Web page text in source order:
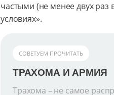
частыми (не менее двух
условиях».
СОВЕТУЕМ ПРОЧИТАТЬ
ТРАХОМА И АРМИЯ
Трахома – не самое